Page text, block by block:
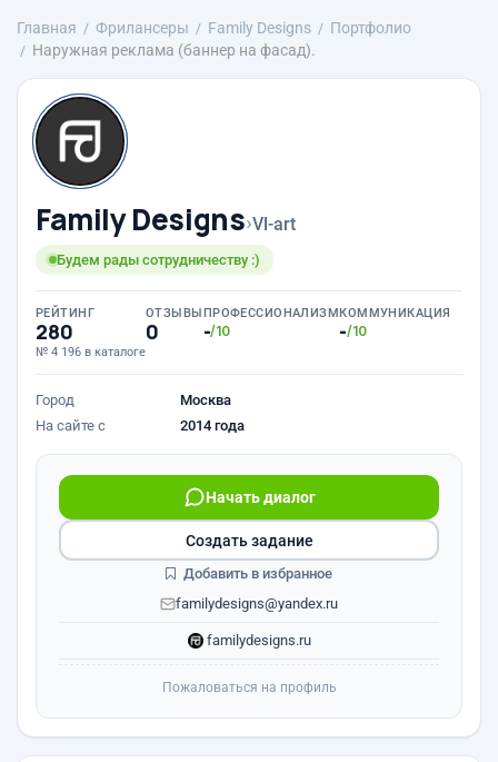
Главная Фрилансеры Family Designs
Портфолио
Наружная реклама (баннер на фасад).
Family Designs›Vl-art
Будем рады сотрудничеству :)
РЕЙТИНГ
280
№ 4 196 в каталоге
ОТЗЫВЫ
0
ПРОФЕССИОНАЛИЗМ
-/10
КОММУНИКАЦИЯ
-/10
Город
Москва
На сайте с
2014 года
Начать диалог
familydesigns@yandex.ru
familydesigns.ru
Создать задание
Добавить в избранное
Пожаловаться на профиль